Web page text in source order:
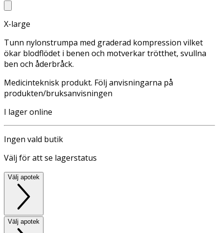
X-large
Tunn nylonstrumpa med graderad kompression vilket
ökar blodflödet i benen och motverkar trötthet, svullna
ben och åderbråck.
Medicinteknisk produkt. Följ anvisningarna på
produkten/bruksanvisningen
I lager online
Ingen vald butik
Välj för att se lagerstatus
Välj apotek
Välj apotek